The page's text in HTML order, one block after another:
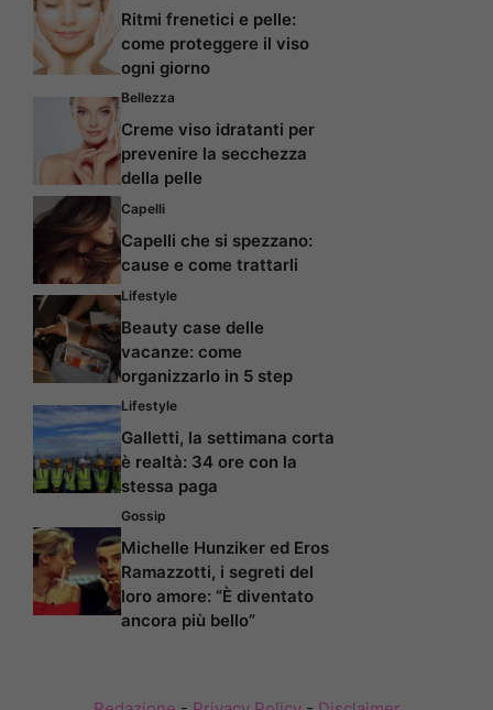
Ritmi frenetici e pelle:
come proteggere il viso
ogni giorno
Bellezza
Creme viso idratanti per
prevenire la secchezza
della pelle
Capelli
Capelli che si spezzano:
cause e come trattarli
Lifestyle
Beauty case delle
vacanze: come
organizzarlo in 5 step
Lifestyle
Galletti, la settimana corta
è realtà: 34 ore con la
stessa paga
Gossip
Michelle Hunziker ed Eros
Ramazzotti, i segreti del
loro amore: “È diventato
ancora più bello”